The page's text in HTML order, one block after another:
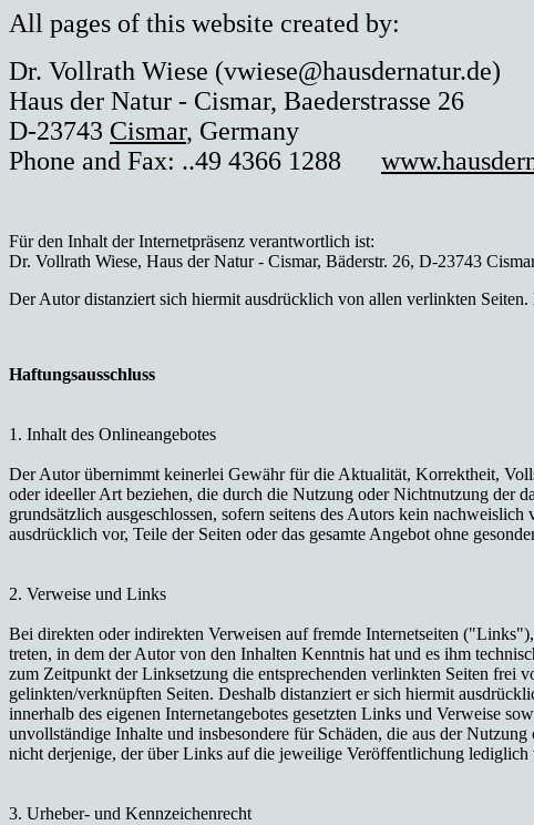
All pages of this website created by:
Dr. Vollrath Wiese (vwiese@hausdernatur.de)
Haus der Natur - Cismar, Baederstrasse 26
D-23743 Cismar, Germany
Phone and Fax: ..49 4366 1288
Für den Inhalt der Internetpräsenz verantwortlich ist:
Dr. Vollrath Wiese, Haus der Natur - Cismar, Bäderstr. 26, D-23743
Der Autor distanziert sich hiermit ausdrücklich von allen verlinkten
Haftungsausschluss
1. Inhalt des Onlineangebotes
Der Autor übernimmt keinerlei Gewähr für die Aktualität, Korrektheit,
oder ideeller Art beziehen, die durch die Nutzung oder Nichtnutzung der
grundsätzlich ausgeschlossen, sofern seitens des Autors kein
ausdrücklich vor, Teile der Seiten oder das gesamte Angebot ohne
2. Verweise und Links
Bei direkten oder indirekten Verweisen auf fremde Internetseiten
treten, in dem der Autor von den Inhalten Kenntnis hat und es ihm
zum Zeitpunkt der Linksetzung die entsprechenden verlinkten Seiten frei
gelinkten/verknüpften Seiten. Deshalb distanziert er sich hiermit
innerhalb des eigenen Internetangebotes gesetzten Links und Verweise
unvollständige Inhalte und insbesondere für Schäden, die aus der
nicht derjenige, der über Links auf die jeweilige Veröffentlichung lediglich
3. Urheber- und Kennzeichenrecht